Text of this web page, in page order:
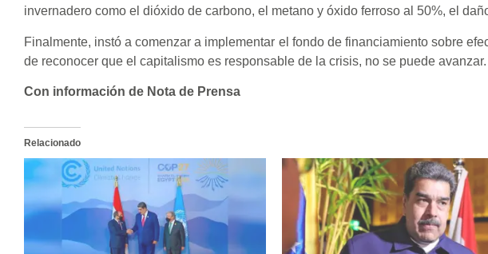
invernadero como el dióxido de carbono, el metano y óxido ferroso al 50%, el
Finalmente, instó a comenzar a implementar el fondo de financiamiento sobre
de reconocer que el capitalismo es responsable de la crisis, no se puede avanzar.
Con información de Nota de Prensa
Relacionado